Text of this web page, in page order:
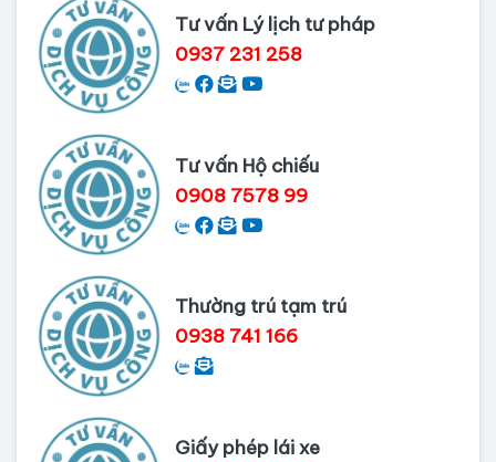
Thủ tục làm lý lịch tư pháp tại Đồng
Nai
Dịch vụ làm phiếu lý lịch tư pháp
Thủ tục làm Lý lịch tư pháp tại Bình
Dương
Tư vấn Lý lịch tư pháp
0937 231 258
Tư vấn Hộ chiếu
0908 7578 99
Thường trú tạm trú
0938 741 166
Giấy phép lái xe